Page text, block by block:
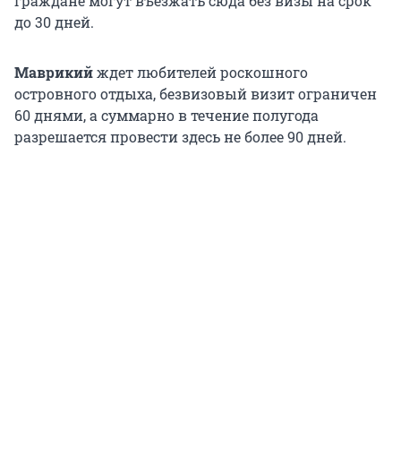
до 30 дней.
Маврикийждет любителей роскошного
островного отдыха, безвизовый визит ограничен
60 днями, а суммарно в течение полугода
разрешается провести здесь не более 90 дней.